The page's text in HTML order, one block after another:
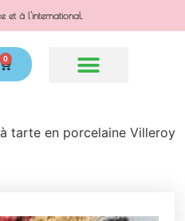
et à l'international.
0
tarte en porcelaine Villeroy